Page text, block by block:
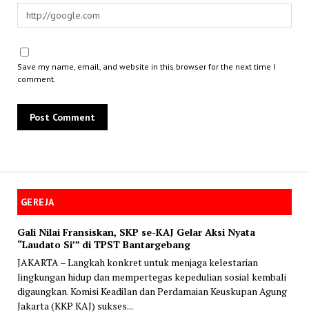
GEREJA
Gali Nilai Fransiskan, SKP se-KAJ Gelar Aksi Nyata
“Laudato Si’” di TPST Bantargebang
JAKARTA – Langkah konkret untuk menjaga kelestarian
lingkungan hidup dan mempertegas kepedulian sosial kembali
digaungkan. Komisi Keadilan dan Perdamaian Keuskupan Agung
Jakarta (KKP KAJ) sukses...
Save my name, email, and website in this browser for the next time I
comment.